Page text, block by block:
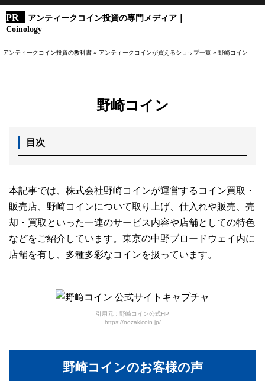
アンティークコイン投資の専門メディア｜
Coinology
アンティークコイン投資の教科書 » アンティークコインが買えるショップ一覧 » 野崎コイン
野崎コイン
目次
本記事では、株式会社野崎コインが運営するコイン買取・
販売店、野崎コインについて取り上げ、仕入れや販売、売
却・買取といった一連のサービス内容や店舗としての特色
などをご紹介しています。東京の中野ブロードウェイ内に
店舗を有し、多種多彩なコインを扱っています。
引用元：野崎コイン公式HP
https://nozakicoin.jp/
野崎コインのお客様の声